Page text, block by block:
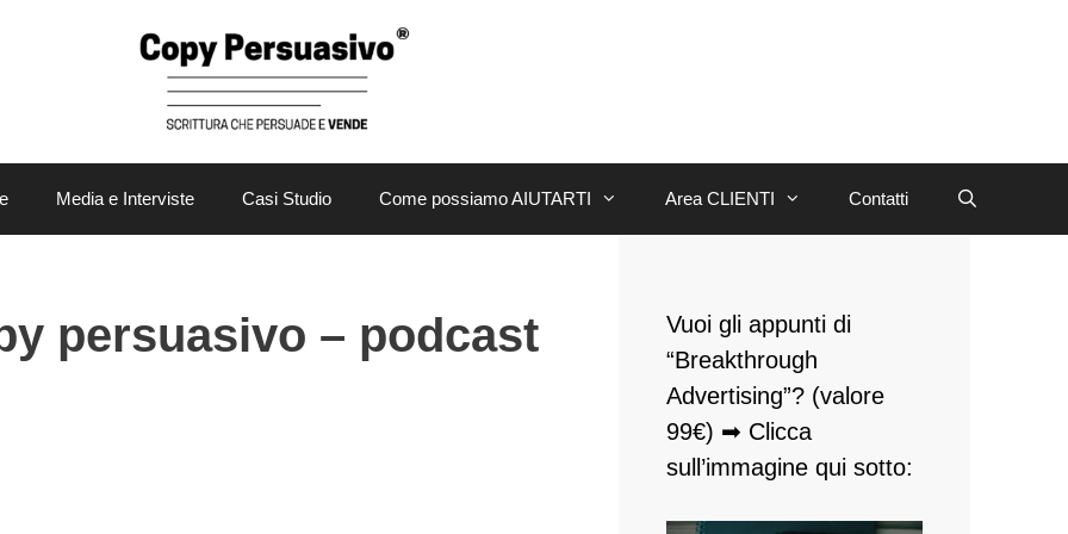
Media e Interviste Casi Studio Come possiamo AIUTARTI Area CLIENTI Contatti
persuasivo – podcast
Vuoi gli appunti di
“Breakthrough
Advertising”? (valore
99€) ➡ Clicca
sull’immagine qui sotto: